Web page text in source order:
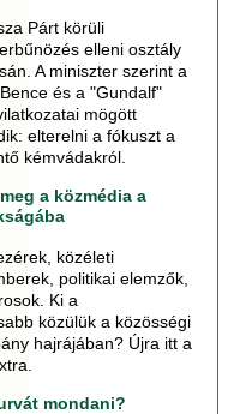
Párt körüli
elleni osztály
A miniszter szerint a
és a "Gundalf"
mögött
elterelni a fókuszt a
kémvádakról.
a közmédia a
közéleti
politikai elemzők,
Ki a
közülük a közösségi
hajrájában? Újra itt a
mondani?